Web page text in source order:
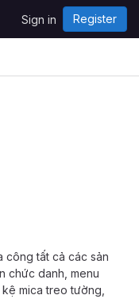
Sign in Register
công tất cả các sản
chức danh, menu
mica treo tường,